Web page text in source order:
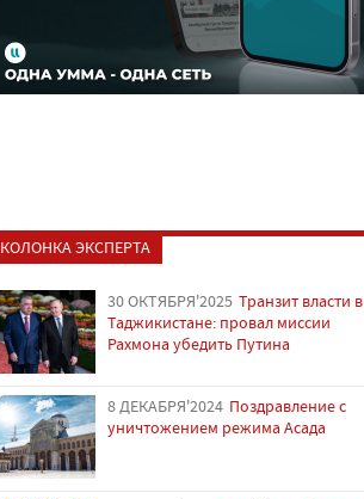
КОЛОНКА ЭКСПЕРТА
30 ОКТЯБРЯ'2025 Транзит власти в
Таджикистане: провал миссии
Рахмона убедить Путина
8 ДЕКАБРЯ'2024 Поздравление с
уничтожением режима Асада